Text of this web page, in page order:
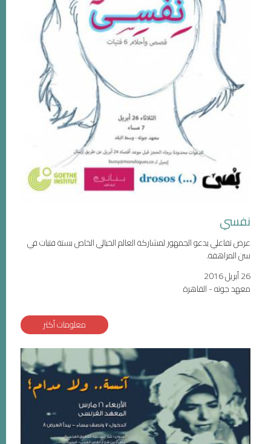
نفسي
عرض تفاعلي يدعو الجمهور لمشاركة العالم الخيالي الخاص بستة فتيات في
سن المراهقة.
26 أبريل 2016
معهد جوته - القاهرة
معلومات أكثر